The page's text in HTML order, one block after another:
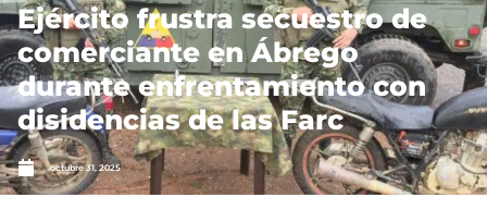
Ejército frustra secuestro de
comerciante en Ábrego
durante enfrentamiento con
disidencias de las Farc
octubre 31, 2025